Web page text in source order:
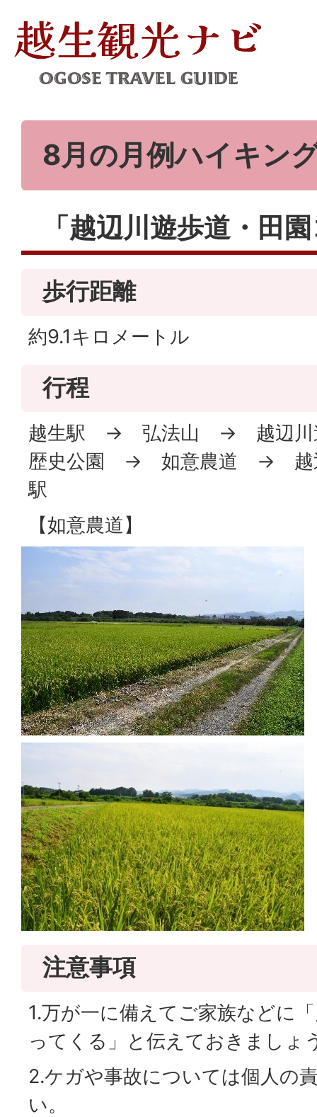
8月の月例ハイキン
「越辺川遊歩道・田
歩行距離
約9.1キロメートル
行程
越生駅 → 弘法山 → 越辺川
歴史公園 → 如意農道 → 越
駅
【如意農道】
注意事項
1.万が一に備えてご家族などに
ってくる」と伝えておきましょ
2.ケガや事故については個人の
い。